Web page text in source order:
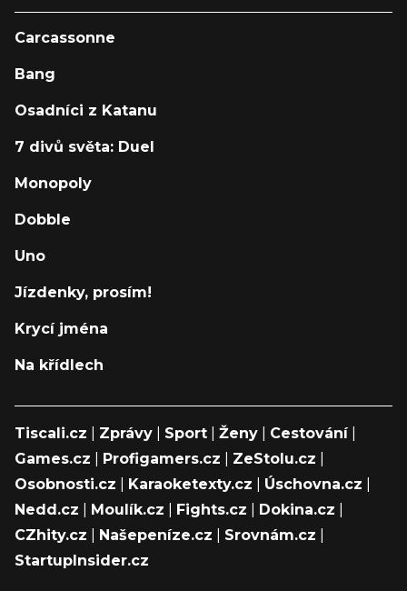
Carcassonne
Bang
Osadníci z Katanu
7 divů světa: Duel
Monopoly
Dobble
Uno
Jízdenky, prosím!
Krycí jména
Na křídlech
Tiscali.cz Zprávy Sport Ženy Cestování|
Games.cz
Profigamers.cz ZeStolu.cz
Osobnosti.cz
Karaoketexty.cz Úschovna.cz
Nedd.cz
Moulík.cz Fights.cz Dokina.cz
CZhity.cz
Našepeníze.cz Srovnám.cz
StartupInsider.cz